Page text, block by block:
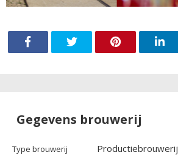
Gegevens brouwerij
Type brouwerij Productiebrouwerij